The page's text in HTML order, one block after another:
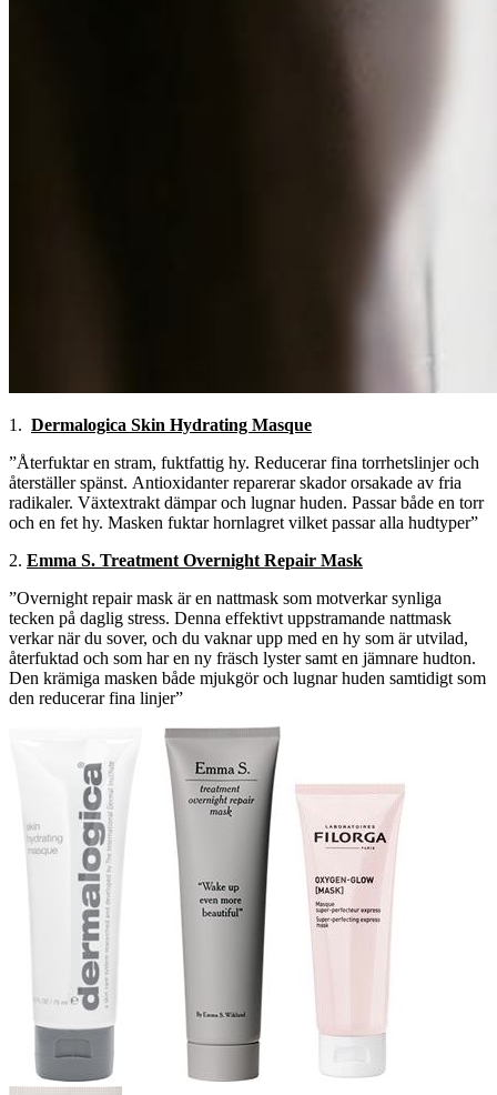
1. Dermalogica Skin Hydrating Masque
”Återfuktar en stram, fuktfattig hy. Reducerar fina torrhetslinjer och
återställer spänst. Antioxidanter reparerar skador orsakade av fria
radikaler. Växtextrakt dämpar och lugnar huden. Passar både en torr
och en fet hy. Masken fuktar hornlagret vilket passar alla hudtyper”
2. Emma S. Treatment Overnight Repair Mask
”Overnight repair mask är en nattmask som motverkar synliga
tecken på daglig stress. Denna effektivt uppstramande nattmask
verkar när du sover, och du vaknar upp med en hy som är utvilad,
återfuktad och som har en ny fräsch lyster samt en jämnare hudton.
Den krämiga masken både mjukgör och lugnar huden samtidigt som
den reducerar fina linjer”